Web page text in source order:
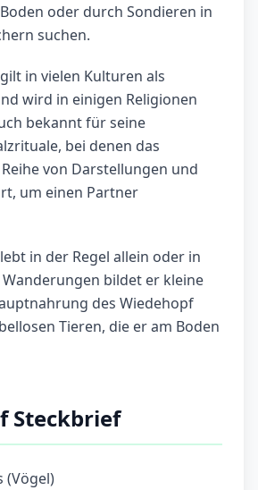
oder durch Sondieren in
suchen.
in vielen Kulturen als
wird in einigen Religionen
bekannt für seine
bei denen das
von Darstellungen und
um einen Partner
in der Regel allein oder in
bildet er kleine
des Wiedehopf
Tieren, die er am Boden
Steckbrief
(Vögel)